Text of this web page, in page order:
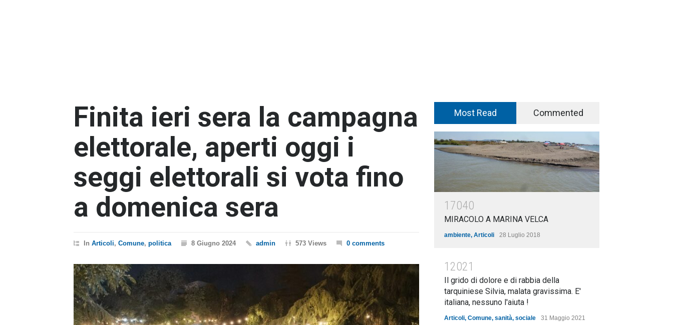
Finita ieri sera la campagna
elettorale, aperti oggi i
seggi elettorali si vota fino
a domenica sera
In Articoli, Comune, politica 8 Giugno 2024 admin 573 Views 0 comments
Most Read Commented
17040
MIRACOLO A MARINA VELCA
ambiente, Articoli 28 Luglio 2018
12021
Il grido di dolore e di rabbia della
tarquiniese Silvia, malata gravissima. E'
italiana, nessuno l'aiuta !
Articoli, Comune, sanità, sociale 31 Maggio 2021